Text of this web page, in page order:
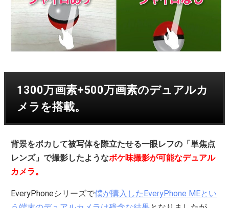
1300万画素+500万画素のデュアルカ
メラを搭載。
背景をボカして被写体を際立たせる一眼レフの「単焦点
レンズ」で撮影したようなボケ味撮影が可能なデュアル
カメラ。
EveryPhoneシリーズで僕が購入したEveryPhone MEとい